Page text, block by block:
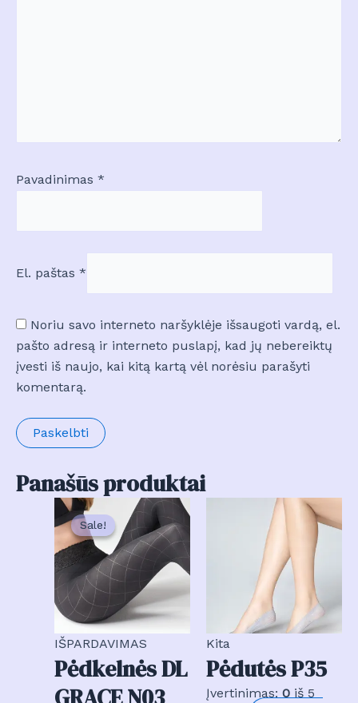
Pavadinimas *
El. paštas *
Noriu savo interneto naršyklėje išsaugoti vardą, el.
pašto adresą ir interneto puslapį, kad jų nebereiktų
įvesti iš naujo, kai kitą kartą vėl norėsiu parašyti
komentarą.
Panašūs produktai
Sale!
Sale!
IŠPARDAVIMAS
Pėdkelnės DL
Kita
Pėdutės P35
Įvertinimas: 0 iš 5